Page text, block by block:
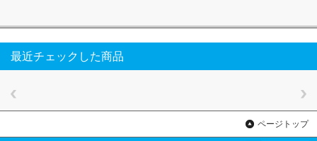
最近チェックした商品
ページトップ